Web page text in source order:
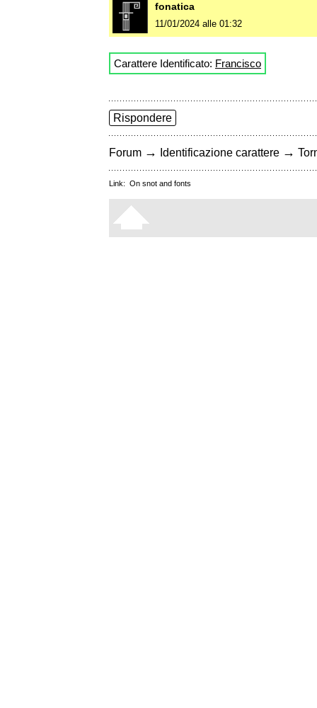
fonatica
11/01/2024 alle 01:32
Carattere Identificato: Francisco
Rispondere
Forum → Identificazione carattere →
Link: On snot and fonts